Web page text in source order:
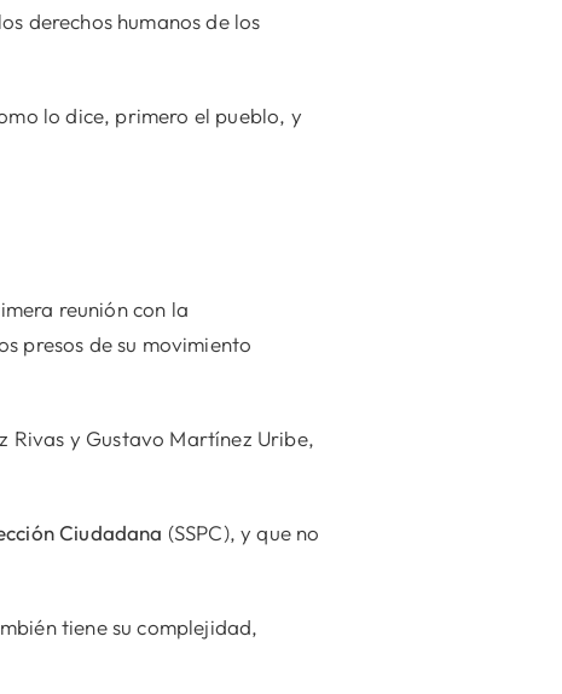
derechos humanos de los
lo dice, primero el pueblo, y
reunión con la
presos de su movimiento
Rivas y Gustavo Martínez Uribe,
Ciudadana (SSPC), y que no
tiene su complejidad,